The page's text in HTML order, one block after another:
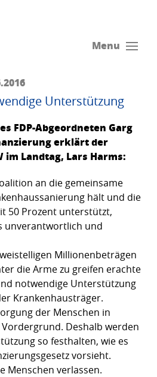
Menu
Unterstützung
FDP-Abgeordneten Garg
erklärt der
im Landtag, Lars Harms:
an die gemeinsame
hält und die
50 Prozent unterstützt,
unverantwortlich und
Millionenbeträgen
die Arme zu greifen erachte
notwendige Unterstützung
Krankenhausträger.
der Menschen in
Deshalb werden
so festhalten, wie es
vorsieht.
Menschen verlassen.